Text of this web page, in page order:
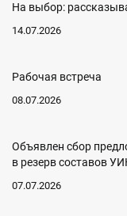
На выбор:
14.07.2026
Рабочая встреча
08.07.2026
Объявлен сбор
в резерв составов
07.07.2026